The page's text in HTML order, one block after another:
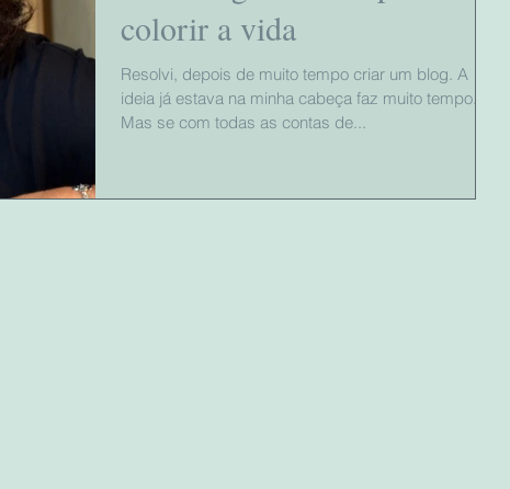
colorir a vida
Resolvi, depois de muito tempo criar um blog. A
ideia já estava na minha cabeça faz muito tempo.
Mas se com todas as contas de...